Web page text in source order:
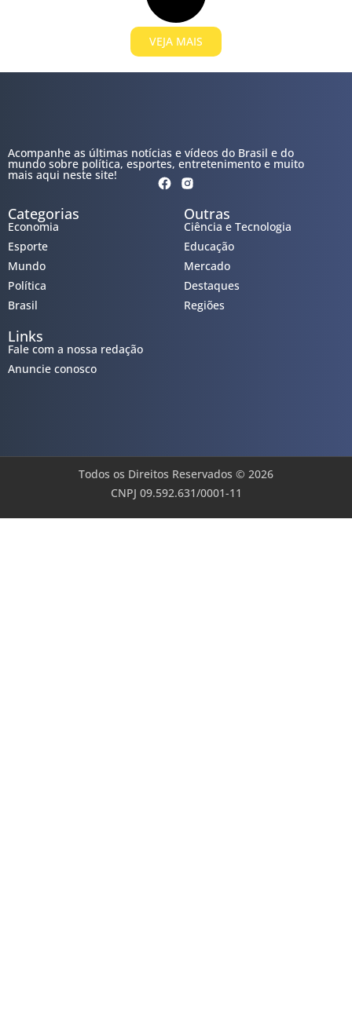
VEJA MAIS
Acompanhe as últimas notícias e vídeos do Brasil e do
mundo sobre política, esportes, entretenimento e muito
mais aqui neste site!
Categorias
Economia
Esporte
Mundo
Política
Brasil
Outras
Ciência e Tecnologia
Educação
Mercado
Destaques
Regiões
Links
Fale com a nossa redação
Anuncie conosco
Todos os Direitos Reservados © 2026
CNPJ 09.592.631/0001-11